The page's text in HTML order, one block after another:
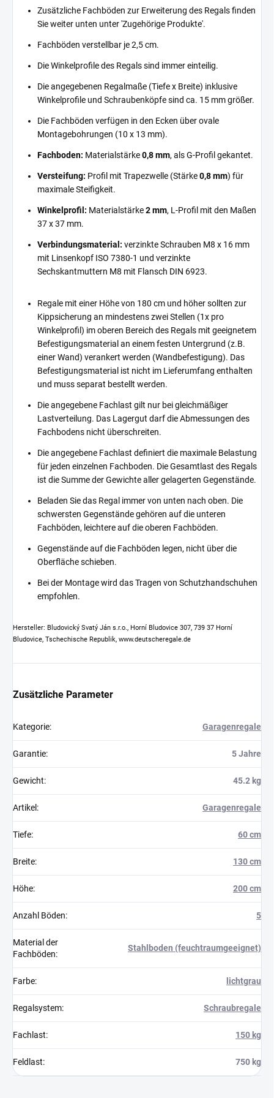
Zusätzliche Fachböden zur Erweiterung des Regals finden
Sie weiter unten unter 'Zugehörige Produkte'.
Fachböden verstellbar je 2,5 cm.
Die Winkelprofile des Regals sind immer einteilig.
Die angegebenen Regalmaße (Tiefe x Breite) inklusive
Winkelprofile und Schraubenköpfe sind ca. 15 mm größer.
Die Fachböden verfügen in den Ecken über ovale
Montagebohrungen (10 x 13 mm).
Fachboden: Materialstärke0,8 mm, als G-Profil gekantet.
Versteifung: Profil mit Trapezwelle (Stärke0,8 mm) für
maximale Steifigkeit.
Winkelprofil: Materialstärke2 mm, L-Profil mit den Maßen
37 x 37 mm.
Verbindungsmaterial: verzinkte Schrauben M8 x 16 mm
mit Linsenkopf ISO 7380-1 und verzinkte
Sechskantmuttern M8 mit Flansch DIN 6923.
Regale mit einer Höhe von 180 cm und höher sollten zur
Kippsicherung an mindestens zwei Stellen (1x pro
Winkelprofil) im oberen Bereich des Regals mit geeignetem
Befestigungsmaterial an einem festen Untergrund (z.B.
einer Wand) verankert werden (Wandbefestigung). Das
Befestigungsmaterial ist nicht im Lieferumfang enthalten
und muss separat bestellt werden.
Die angegebene Fachlast gilt nur bei gleichmäßiger
Lastverteilung. Das Lagergut darf die Abmessungen des
Fachbodens nicht überschreiten.
Die angegebene Fachlast definiert die maximale Belastung
für jeden einzelnen Fachboden. Die Gesamtlast des Regals
ist die Summe der Gewichte aller gelagerten Gegenstände.
Beladen Sie das Regal immer von unten nach oben. Die
schwersten Gegenstände gehören auf die unteren
Fachböden, leichtere auf die oberen Fachböden.
Gegenstände auf die Fachböden legen, nicht über die
Oberfläche schieben.
Bei der Montage wird das Tragen von Schutzhandschuhen
empfohlen.
Hersteller: Bludovický Svatý Ján s.r.o., Horní Bludovice 307, 739 37 Horní
Bludovice, Tschechische Republik, www.deutscheregale.de
Zusätzliche Parameter
Kategorie: Garagenregale
Garantie: 5 Jahre
Gewicht: 45.2 kg
Artikel : Garagenregale
Tiefe: 60 cm
Breite: 130 cm
Höhe: 200 cm
Anzahl Böden: 5
Material der
Fachböden:
Stahlboden (feuchtraumgeeignet)
Farbe: lichtgrau
Regalsystem: Schraubregale
Fachlast: 150 kg
Feldlast: 750 kg